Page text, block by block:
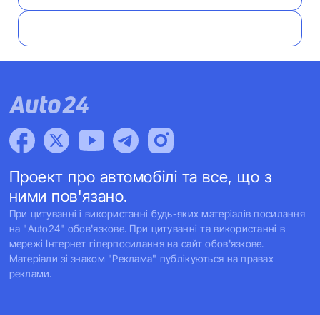
Проект про автомобілі та все, що з
ними пов'язано.
При цитуванні і використанні будь-яких матеріалів посилання
на "Auto24" обов'язкове. При цитуванні та використанні в
мережі Інтернет гіперпосилання на сайт обов'язкове.
Матеріали зі знаком "Реклама" публікуються на правах
реклами.